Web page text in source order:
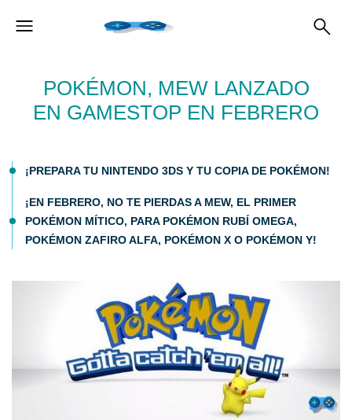
POKÉMON, MEW LANZADO
EN GAMESTOP EN FEBRERO
¡PREPARA TU NINTENDO 3DS Y TU COPIA DE POKÉMON!
¡EN FEBRERO, NO TE PIERDAS A MEW, EL PRIMER
POKÉMON MÍTICO, PARA POKÉMON RUBÍ OMEGA,
POKÉMON ZAFIRO ALFA, POKÉMON X O POKÉMON Y!